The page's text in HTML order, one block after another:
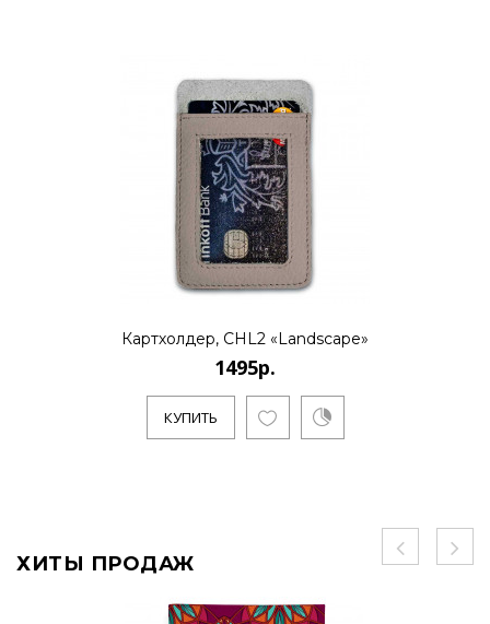
Картхолдер, CHL2 «Landscape»
1495р.
КУПИТЬ
ХИТЫ ПРОДАЖ